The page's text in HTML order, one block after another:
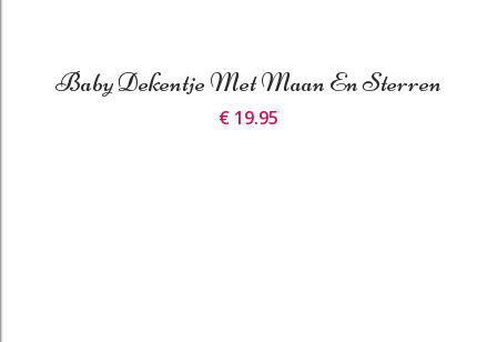
Baby Dekentje Met Maan En Sterren
€ 19.95